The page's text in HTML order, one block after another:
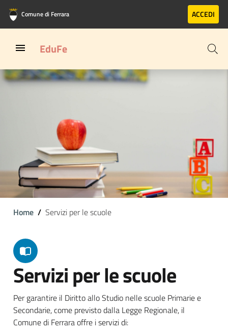
Vai al contenuto principale
Vai al footer
Comune di Ferrara ACCEDI
EduFe
Home Servizi per le scuole
Servizi per le scuole
Per garantire il Diritto allo Studio nelle scuole Primarie e
Secondarie, come previsto dalla Legge Regionale, il
Comune di Ferrara offre i servizi di: